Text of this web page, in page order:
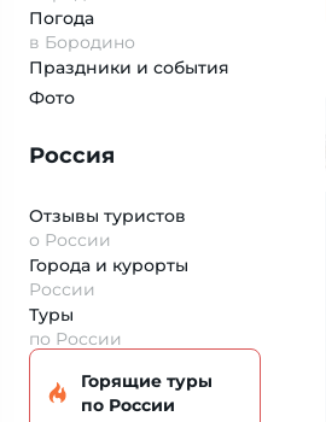
Погода
в Бородино
Праздники и события
Фото
Россия
Отзывы туристов
о России
Города и курорты
России
Туры
по России
Горящие туры
по России